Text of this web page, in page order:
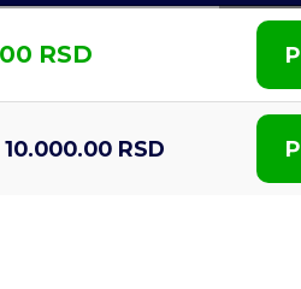
RSD
10.000.00 RSD